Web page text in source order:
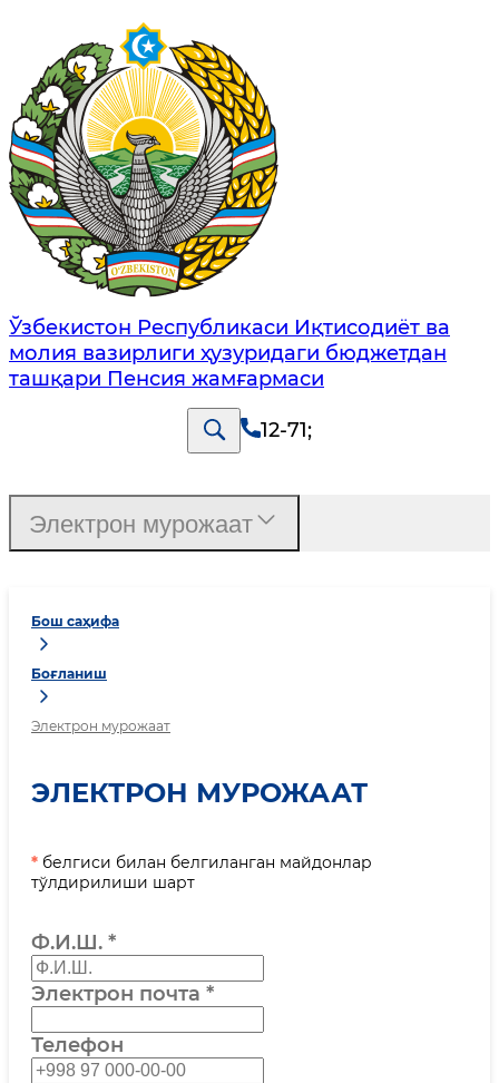
Ўзбекистон Республикаси Иқтисодиёт ва
молия вазирлиги ҳузуридаги бюджетдан
ташқари Пенсия жамғармаси
12-71;
Бош саҳифа
Боғланиш
Электрон мурожаат
ЭЛЕКТРОН МУРОЖААТ
* белгиси билан белгиланган майдонлар
тўлдирилиши шарт
Ф.И.Ш. *
Электрон почта *
Телефон
Электрон мурожаат